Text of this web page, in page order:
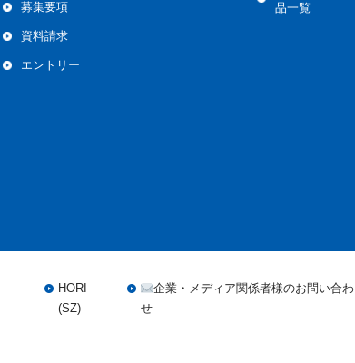
募集要項
資料請求
エントリー
品一覧
HORI
(SZ)
企業・メディア関係者様のお問い合わ
せ